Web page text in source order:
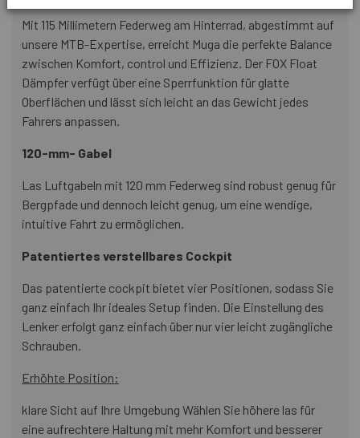
Mit 115 Millimetern Federweg am Hinterrad, abgestimmt auf
unsere MTB-Expertise, erreicht Muga die perfekte Balance
zwischen Komfort, control und Effizienz. Der FOX Float
Dämpfer verfügt über eine Sperrfunktion für glatte
Oberflächen und lässt sich leicht an das Gewicht jedes
Fahrers anpassen.
120-mm- Gabel
Las Luftgabeln mit 120 mm Federweg sind robust genug für
Bergpfade und dennoch leicht genug, um eine wendige,
intuitive Fahrt zu ermöglichen.
Patentiertes verstellbares Cockpit
Das patentierte cockpit bietet vier Positionen, sodass Sie
ganz einfach Ihr ideales Setup finden. Die Einstellung des
Lenker erfolgt ganz einfach über nur vier leicht zugängliche
Schrauben.
Erhöhte Position:
klare Sicht auf Ihre Umgebung Wählen Sie höhere las für
eine aufrechtere Haltung mit mehr Komfort und besserer